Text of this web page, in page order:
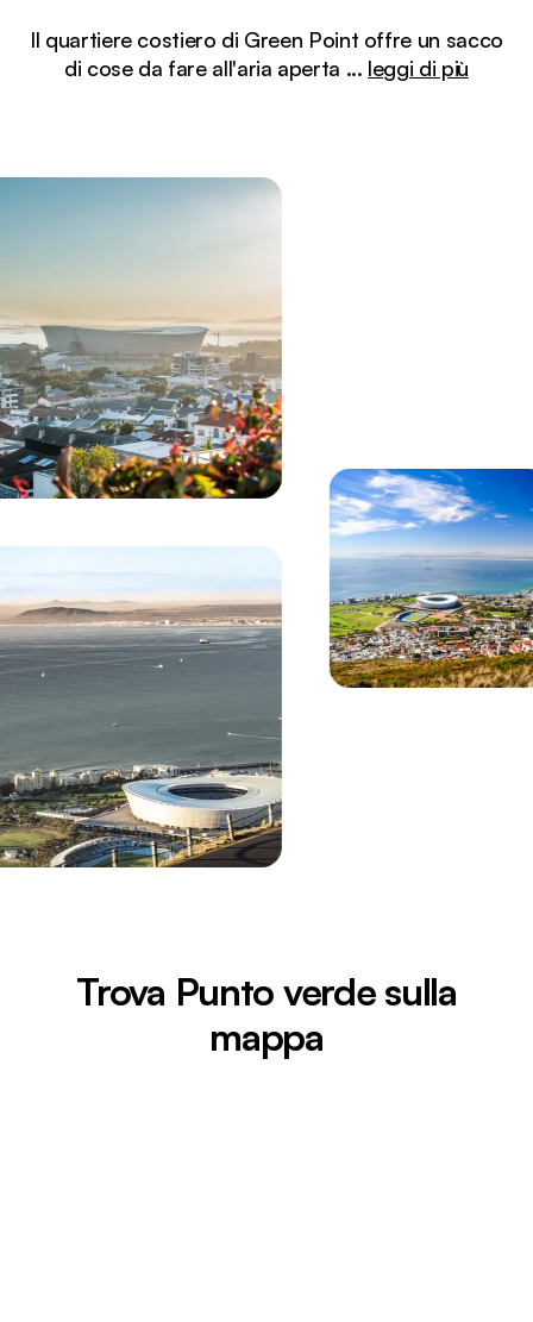
Il quartiere costiero di Green Point offre un sacco
di cose da fare all'aria aperta ... leggi di più
Trova Punto verde sulla
mappa